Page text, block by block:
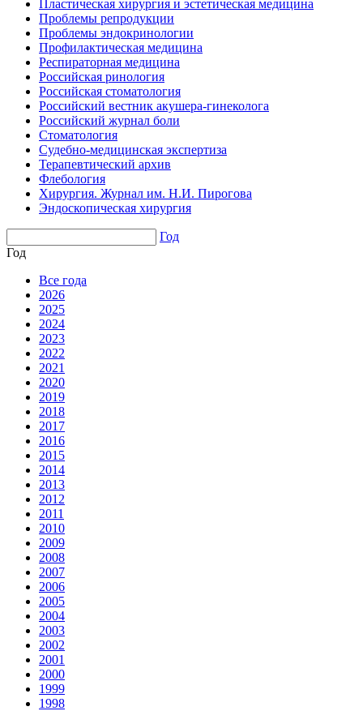
Пластическая хирургия и эстетическая медицина
Проблемы репродукции
Проблемы эндокринологии
Профилактическая медицина
Респираторная медицина
Российская ринология
Российская стоматология
Российский вестник акушера-гинеколога
Российский журнал боли
Стоматология
Судебно-медицинская экспертиза
Терапевтический архив
Флебология
Хирургия. Журнал им. Н.И. Пирогова
Эндоскопическая хирургия
Год
Год
Все года
2026
2025
2024
2023
2022
2021
2020
2019
2018
2017
2016
2015
2014
2013
2012
2011
2010
2009
2008
2007
2006
2005
2004
2003
2002
2001
2000
1999
1998